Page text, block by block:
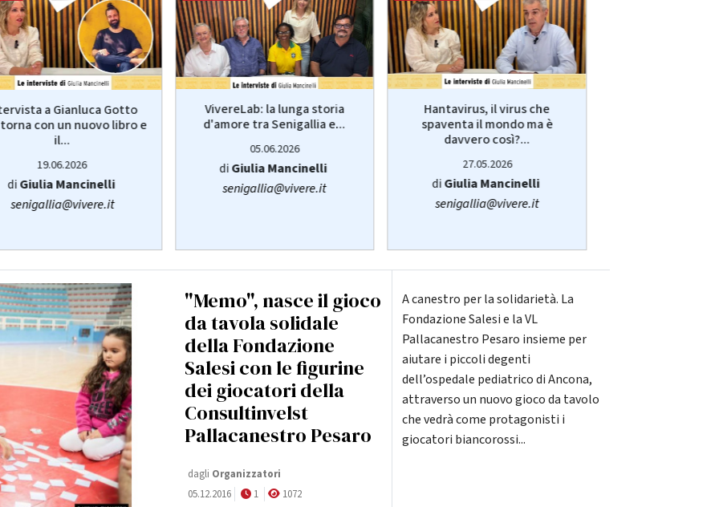
a Gianluca Gotto
con un nuovo libro e
il...
19.06.2026
diGiulia Mancinelli
senigallia@vivere.it
VivereLab: la lunga storia
d'amore tra Senigallia e...
05.06.2026
diGiulia Mancinelli
senigallia@vivere.it
Hantavirus, il virus che
spaventa il mondo ma è
davvero così?...
27.05.2026
diGiulia Mancinelli
senigallia@vivere.it
"Memo", nasce il gioco
da tavola solidale
della Fondazione
Salesi con le figurine
dei giocatori della
Consultinvelst
Pallacanestro Pesaro
dagli Organizzatori
05.12.2016
1 1072
A canestro per la solidarietà. La
Fondazione Salesi e la VL
Pallacanestro Pesaro insieme per
aiutare i piccoli degenti
dell’ospedale pediatrico di Ancona,
attraverso un nuovo gioco da tavolo
che vedrà come protagonisti i
giocatori biancorossi...